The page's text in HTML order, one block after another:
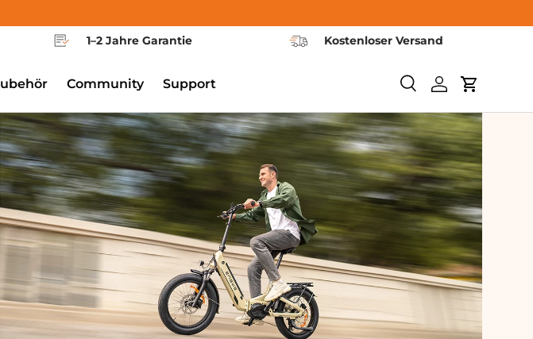
1–2 Jahre Garantie Kostenloser Versand
ΕρευναΣυνδεθείτεΚαροτσάκι
Community Support